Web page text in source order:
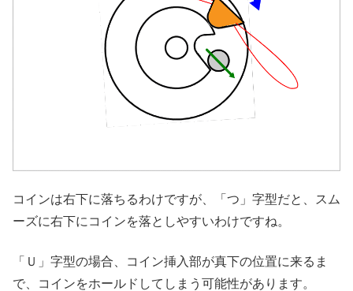
コインは右下に落ちるわけですが、「つ」字型だと、スム
ーズに右下にコインを落としやすいわけですね。
「Ｕ」字型の場合、コイン挿入部が真下の位置に来るま
で、コインをホールドしてしまう可能性があります。